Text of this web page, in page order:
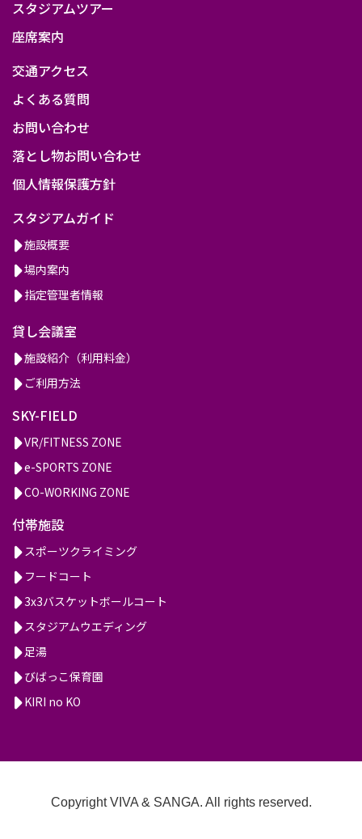
スタジアムツアー
座席案内
交通アクセス
よくある質問
お問い合わせ
落とし物お問い合わせ
個人情報保護方針
スタジアムガイド
施設概要
場内案内
指定管理者情報
貸し会議室
施設紹介（利用料金）
ご利用方法
SKY-FIELD
VR/FITNESS ZONE
e-SPORTS ZONE
CO-WORKING ZONE
付帯施設
スポーツクライミング
フードコート
3x3バスケットボールコート
スタジアムウエディング
足湯
びばっこ保育園
KIRI no KO
Copyright VIVA & SANGA. All rights reserved.